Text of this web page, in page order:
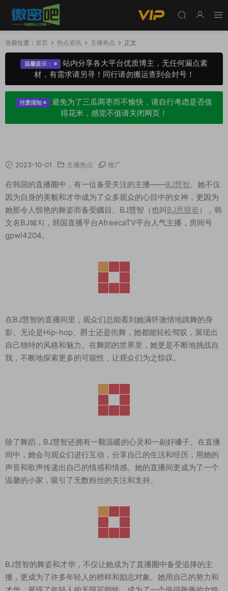
当前位置： 首页 热点资讯 主播热点 正文
温馨提示：
站内分享各大平台优质博主，无任何漏点素
材，有需求请另寻！同行请勿搬运查到会封号！
付废须知
避免为了三瓜两枣而不愉快，请自行考虑是否值
得花米，感觉不值请关闭网页！
2023-10-01 主播热点 推广
在韩国的直播圈中，有一位备受关注的主播——BJ慧智。她不仅
因为自身的美貌和才华成为了众多观众的心目中的女神，更因为
她那令人惊艳的舞姿而备受瞩目。BJ慧智（也叫BJ恩彗姿），韩
文名BJ혜지，韩国直播平台AfreecaTV平台人气主播，房间号
gpwl4204。
在BJ慧智的直播间里，观众们总能看到她满怀激情地跳舞的身
影。无论是Hip-hop、爵士还是街舞，她都能轻松驾驭，展现出
自己独特的风格和魅力。在舞蹈的世界里，她更是不断地挑战自
我，不断地探索更多的可能性，让观众们为之惊叹。
除了舞蹈，BJ慧智还拥有一颗温暖的心灵和一副好嗓子。在直播
间中，她会与观众们进行互动，分享自己的生活和经历，用她的
声音和歌声传递出自己的情感和情感。她的直播间更成为了一个
温馨的小家，吸引了无数粉丝的关注和支持。
BJ慧智的舞姿和才华，不仅让她成为了直播圈中备受追捧的主
播，更成为了许多年轻人的榜样和励志对象。她用自己的努力和